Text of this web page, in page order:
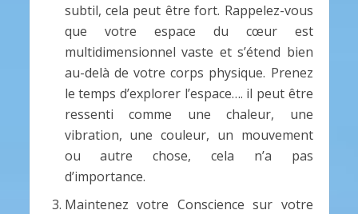
subtil, cela peut être fort. Rappelez-vous
que votre espace du cœur est
multidimensionnel vaste et s’étend bien
au-delà de votre corps physique. Prenez
le temps d’explorer l’espace…. il peut être
ressenti comme une chaleur, une
vibration, une couleur, un mouvement
ou autre chose, cela n’a pas
d’importance.
Maintenez votre Conscience sur votre